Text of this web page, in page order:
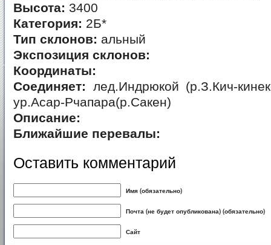
Высота: 3400
Категория: 2Б*
Тип склонов: альный
Экспозиция склонов:
Координаты:
Соединяет: лед.Индрюкой (р.З.Кич-
ур.Асар-Рчапара(р.Сакен)
Описание:
Ближайшие перевалы:
Оставить комментарий
Имя (обязательно)
Почта (не будет опубликована) (обязательно)
Сайт